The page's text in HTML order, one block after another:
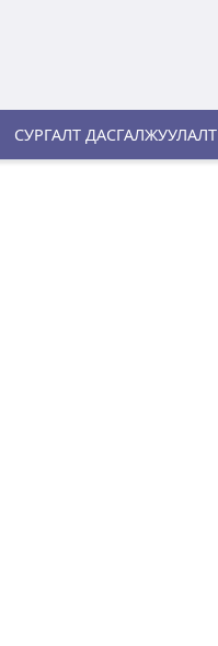
СУРГАЛТ ДАСГАЛЖУУЛАЛТ